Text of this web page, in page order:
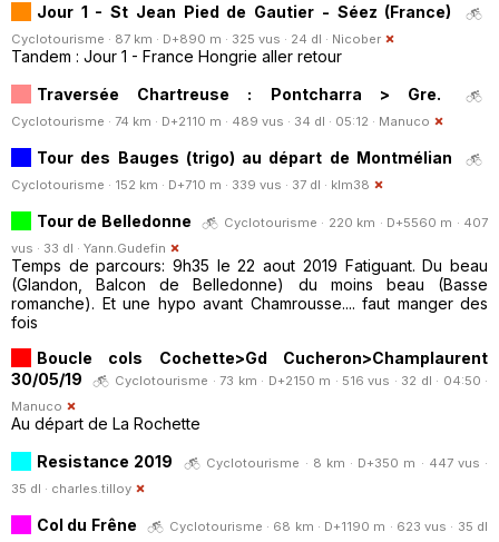
Jour 1 - St Jean Pied de Gautier - Séez (France)
Cyclotourisme · 87 km · D+890 m · 325 vus · 24 dl · Nicober
Tandem : Jour 1 - France Hongrie aller retour
Traversée Chartreuse : Pontcharra > Gre.
Cyclotourisme · 74 km · D+2110 m · 489 vus · 34 dl · 05:12 · Manuco
Tour des Bauges (trigo) au départ de Montmélian
Cyclotourisme · 152 km · D+710 m · 339 vus · 37 dl · klm38
Tour de Belledonne
Cyclotourisme · 220 km · D+5560 m · 407
vus · 33 dl · Yann.Gudefin
Temps de parcours: 9h35 le 22 aout 2019 Fatiguant. Du beau
(Glandon, Balcon de Belledonne) du moins beau (Basse
romanche). Et une hypo avant Chamrousse.... faut manger des
fois
Boucle cols Cochette>Gd Cucheron>Champlaurent
30/05/19
Cyclotourisme · 73 km · D+2150 m · 516 vus · 32 dl · 04:50 ·
Manuco
Au départ de La Rochette
Resistance 2019
Cyclotourisme · 8 km · D+350 m · 447 vus ·
35 dl · charles.tilloy
Col du Frêne
Cyclotourisme · 68 km · D+1190 m · 623 vus · 35 dl